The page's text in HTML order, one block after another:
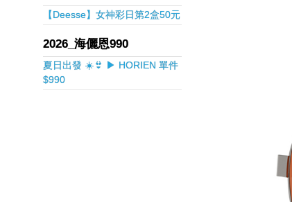
【Deesse】女神彩日第2盒50元
2026_海儷恩990
夏日出發 ☀️👙 ▶ HORIEN 單件
$990